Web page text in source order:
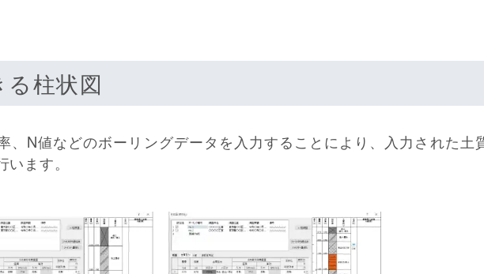
柱状図
、N値などのボーリングデータを入力することにより、入力された土
ます。